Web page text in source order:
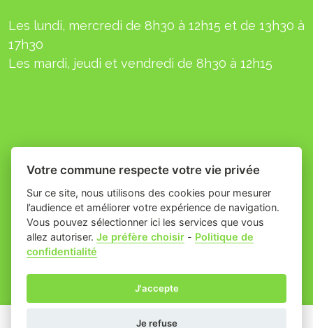
Les lundi, mercredi de 8h30 à 12h15 et de 13h30 à
17h30
L es mardi, jeudi et vendredi de 8h30 à 12h15
Place du village la solution web
et appli des collectivités
- Commune
Mentions légales-- Gestion des cookies
Votre commune respecte votre vie privée
Sur ce site, nous utilisons des cookies pour mesurer
l’audience et améliorer votre expérience de navigation.
Vous pouvez sélectionner ici les services que vous
allez autoriser.Je préfère choisir - Politique de
confidentialité
J'accepte
Je refuse